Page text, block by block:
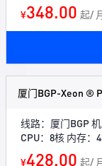
¥348.00 起/
厦门BGP-Xeon ®
线路：厦门BGP
CPU：8核 内存：
¥428.00 起/